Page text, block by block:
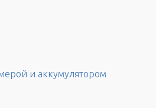
и аккумулятором